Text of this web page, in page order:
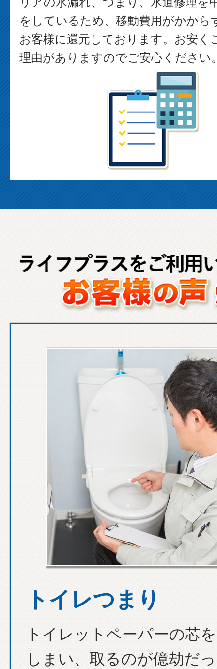
をしているため、移動費用がかから
お客様に還元しております。お安く
理由がありますのでご安心ください
トイレつまり
トイレットペーパーの芯
しまい、取るのが億劫だ